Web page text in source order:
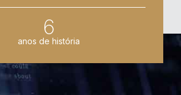
6
anos de história